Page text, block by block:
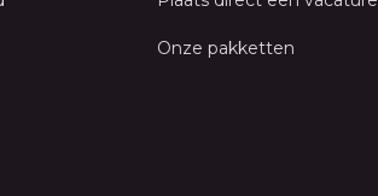
Onze pakketten